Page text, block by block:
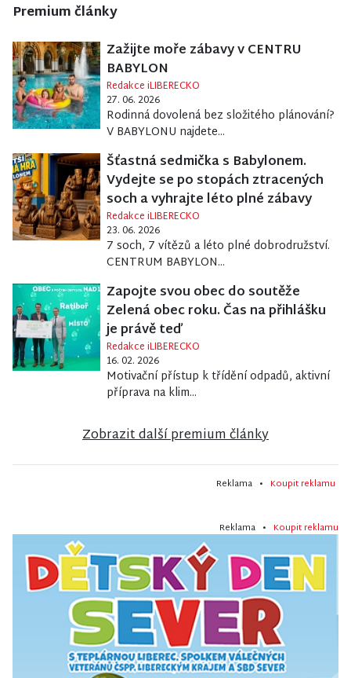
Premium články
Zažijte moře zábavy v CENTRU
BABYLON
Redakce iLIBERECKO
27. 06. 2026
Rodinná dovolená bez složitého plánování?
V BABYLONU najdete...
Šťastná sedmička s Babylonem.
Vydejte se po stopách ztracených
soch a vyhrajte léto plné zábavy
Redakce iLIBERECKO
23. 06. 2026
7 soch, 7 vítězů a léto plné dobrodružství.
CENTRUM BABYLON...
Zapojte svou obec do soutěže
Zelená obec roku. Čas na přihlášku
je právě teď
Redakce iLIBERECKO
16. 02. 2026
Motivační přístup k třídění odpadů, aktivní
příprava na klim...
Zobrazit další premium články
Reklama • Koupit reklamu
Reklama • Koupit reklamu